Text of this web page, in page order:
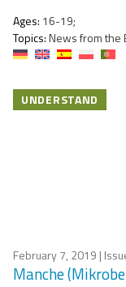
Ages: 16-19;
Topics:News from the
UNDERSTAND
February 7, 2019 |
Manche